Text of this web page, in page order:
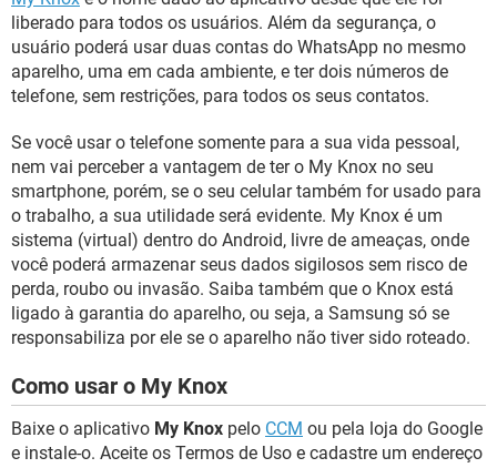
liberado para todos os usuários. Além da segurança, o
usuário poderá usar duas contas do WhatsApp no mesmo
aparelho, uma em cada ambiente, e ter dois números de
telefone, sem restrições, para todos os seus contatos.
Se você usar o telefone somente para a sua vida pessoal,
nem vai perceber a vantagem de ter o My Knox no seu
smartphone, porém, se o seu celular também for usado para
o trabalho, a sua utilidade será evidente. My Knox é um
sistema (virtual) dentro do Android, livre de ameaças, onde
você poderá armazenar seus dados sigilosos sem risco de
perda, roubo ou invasão. Saiba também que o Knox está
ligado à garantia do aparelho, ou seja, a Samsung só se
responsabiliza por ele se o aparelho não tiver sido roteado.
Como usar o My Knox
Baixe o aplicativo My Knox pelo CCM ou pela loja do Google
e instale-o. Aceite os Termos de Uso e cadastre um endereço